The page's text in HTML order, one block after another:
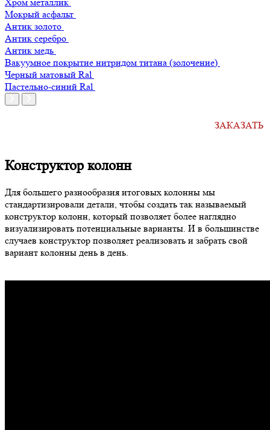
Хром металлик
Мокрый асфальт
Антик золото
Антик серебро
Антик медь
Вакуумное покрытие нитридом титана (золочение)
Черный матовый Ral
Пастельно-синий Ral
ЗАКАЗАТЬ
Конструктор колонн
Для большего разнообразия итоговых колонны мы
стандартизировали детали, чтобы создать так называемый
конструктор колонн, который позволяет более наглядно
визуализировать потенциальные варианты. И в большинстве
случаев конструктор позволяет реализовать и забрать свой
вариант колонны день в день.